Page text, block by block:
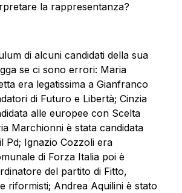
la rappresentanza?
di alcuni candidati della sua
se ci sono errori: Maria
era legatissima a Gianfranco
di Futuro e Libertà; Cinzia
alle europee con Scelta
Marchionni è stata candidata
Pd; Ignazio Cozzoli era
di Forza Italia poi è
del partito di Fitto,
riformisti; Andrea Aquilini è stato